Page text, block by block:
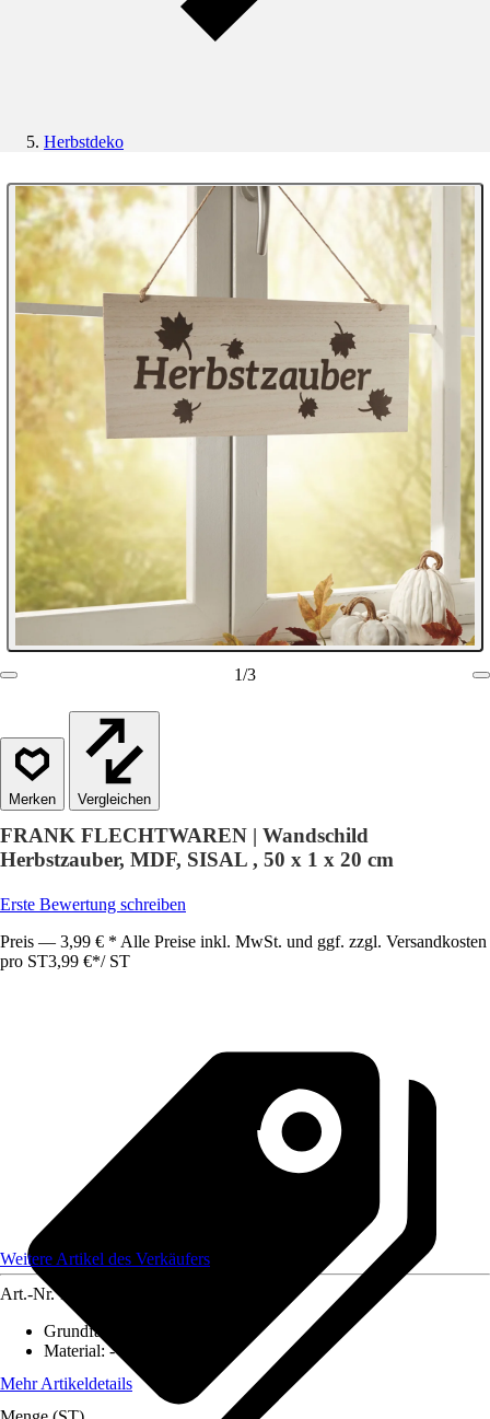
Herbstdeko
1/3
Vergleichen
FRANK FLECHTWAREN | Wandschild
Herbstzauber, MDF, SISAL , 50 x 1 x 20 cm
Erste Bewertung schreiben
Preis — 3,99 € * Alle Preise inkl. MwSt. und ggf. zzgl. Versandkosten
pro ST3,99 €*/ ST
Weitere Artikel des Verkäufers
Art.-Nr. 12584365
Grundfarbe
Material:-
Mehr Artikeldetails